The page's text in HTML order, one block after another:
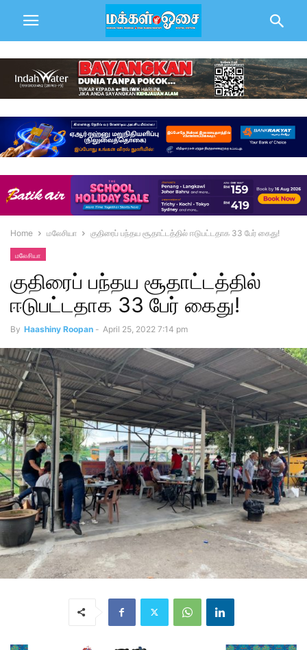
Home மலேசியா குதிரைப் பந்தய சூதாட்டத்தில் ஈடுபட்டதாக 33 பேர் கைது!
மலேசியா
குதிரைப் பந்தய சூதாட்டத்தில்
ஈடுபட்டதாக 33 பேர் கைது!
By Haashiny Roopan - April 25, 2022 7:14 pm